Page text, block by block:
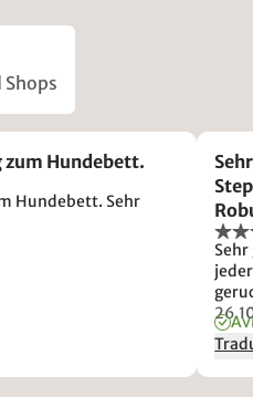
zum Hundebett.
Hundebett. Sehr